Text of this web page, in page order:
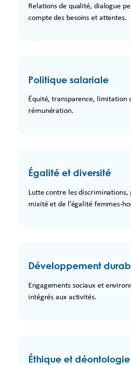
Relations de qualité, dialogue
compte des besoins et attentes.
Politique salariale
Équité, transparence, limitation
rémunération.
Égalité et diversité
Lutte contre les discriminations,
mixité et de l’égalité femmes-
Développement
Engagements sociaux et
intégrés aux activités.
Éthique et déontologie